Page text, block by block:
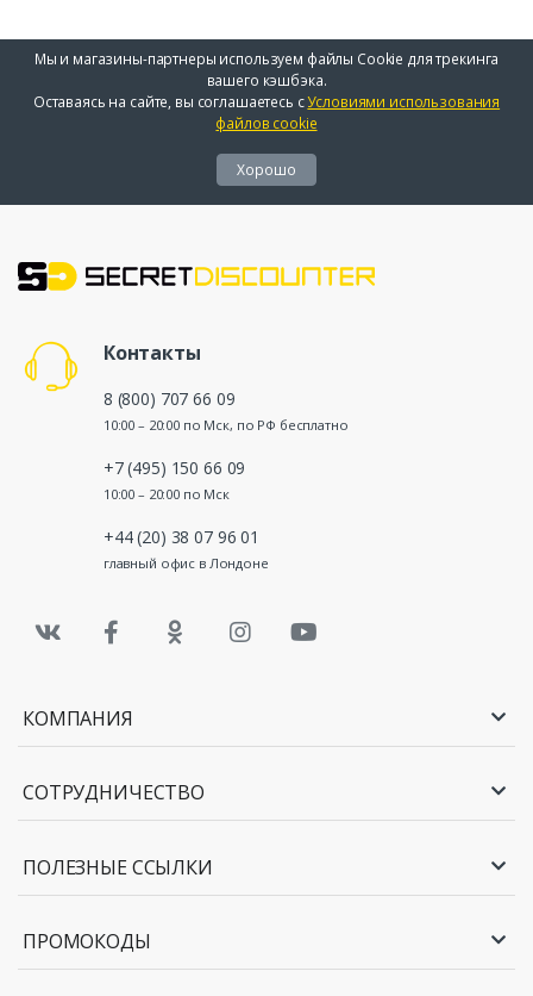
Мы и магазины-партнеры используем файлы Cookie для трекинга
вашего кэшбэка.
Оставаясь на сайте, вы соглашаетесь сУсловиями использования
файлов cookie
Хорошо
Контакты
8 (800) 707 66 09
10:00 – 20:00 по Мск, по РФ бесплатно
+7 (495) 150 66 09
10:00 – 20:00 по Мск
+44 (20) 38 07 96 01
главный офис в Лондоне
КОМПАНИЯ
СОТРУДНИЧЕСТВО
ПОЛЕЗНЫЕ ССЫЛКИ
ПРОМОКОДЫ